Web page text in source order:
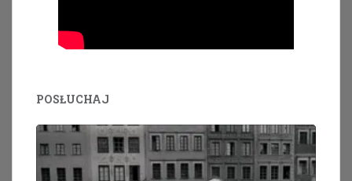
POSŁUCHAJ
Odtwarzacz
dźwiękowych